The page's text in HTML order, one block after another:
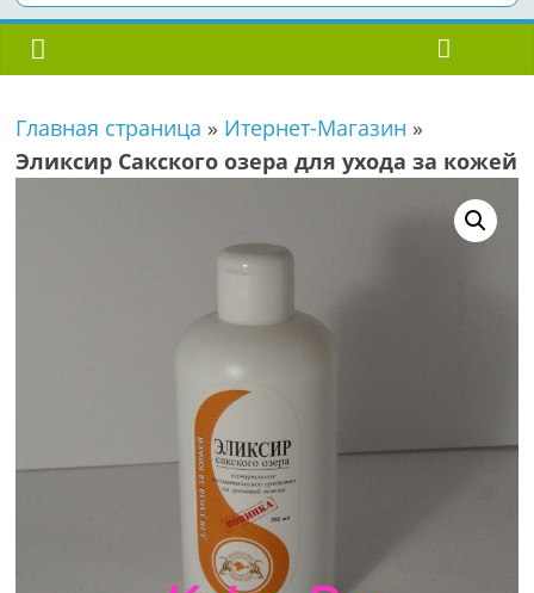
Главная страница » Итернет-Магазин »
Эликсир Сакского озера для ухода за кожей